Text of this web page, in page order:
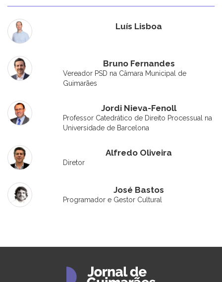
Luís Lisboa
Bruno Fernandes
Vereador PSD na Câmara Municipal de
Guimarães
Jordi Nieva-Fenoll
Professor Catedrático de Direito Processual na
Universidade de Barcelona
Alfredo Oliveira
Diretor
José Bastos
Programador e Gestor Cultural